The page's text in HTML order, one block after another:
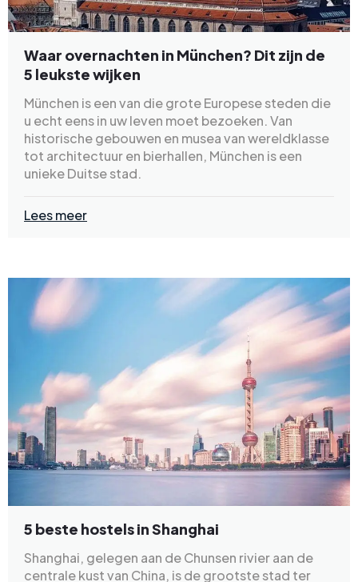
Waar overnachten in München? Dit zijn de
5 leukste wijken
München is een van die grote Europese steden die
u echt eens in uw leven moet bezoeken. Van
historische gebouwen en musea van wereldklasse
tot architectuur en bierhallen, München is een
unieke Duitse stad.
Lees meer
5 beste hostels in Shanghai
Shanghai, gelegen aan de Chunsen rivier aan de
centrale kust van China, is de grootste stad ter